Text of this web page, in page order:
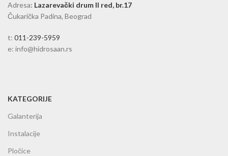
Adresa: Lazarevački drum II red, br.17
Čukarička Padina, Beograd
t: 011-239-5959
e: info@hidrosaan.rs
KATEGORIJE
Galanterija
Instalacije
Pločice